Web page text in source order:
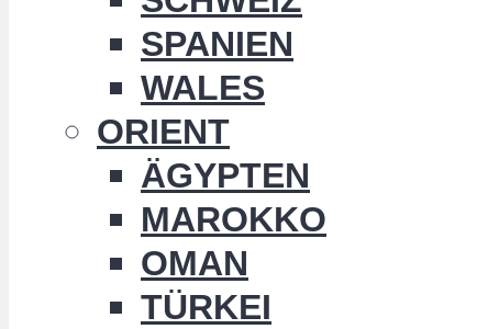
SPANIEN
WALES
ORIENT
ÄGYPTEN
MAROKKO
OMAN
TÜRKEI